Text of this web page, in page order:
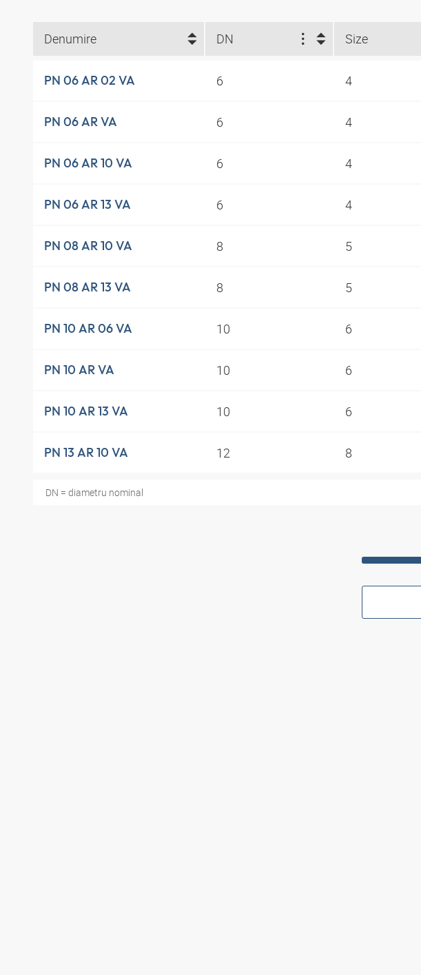
Denumire DN Size
PN 06 AR 02 VA 6 4
PN 06 AR VA 6 4
PN 06 AR 10 VA 6 4
PN 06 AR 13 VA 6 4
PN 08 AR 10 VA 8 5
PN 08 AR 13 VA 8 5
PN 10 AR 06 VA 10 6
PN 10 AR VA 10 6
PN 10 AR 13 VA 10 6
PN 13 AR 10 VA 12 8
DN = diametru nominal